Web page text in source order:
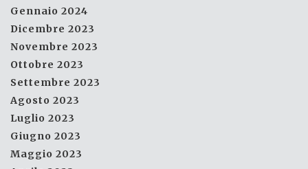
Gennaio 2024
Dicembre 2023
Novembre 2023
Ottobre 2023
Settembre 2023
Agosto 2023
Luglio 2023
Giugno 2023
Maggio 2023